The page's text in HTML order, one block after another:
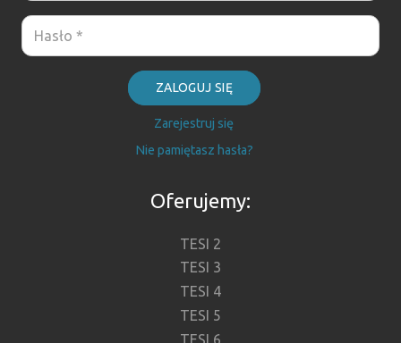
ZALOGUJ SIĘ
Zarejestruj się
Nie pamiętasz hasła?
Oferujemy:
TESI 2
TESI 3
TESI 4
TESI 5
TESI 6